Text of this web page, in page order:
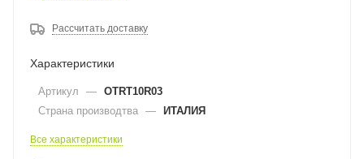
Рассчитать доставку
Характеристики
Артикул — OTRT10R03
Страна производтва — ИТАЛИЯ
Все характеристики